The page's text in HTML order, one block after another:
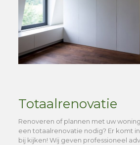
Totaalrenovatie
Renoveren of plannen met uw
een totaalrenovatie nodig? Er komt
bij kijken! Wij geven professioneel